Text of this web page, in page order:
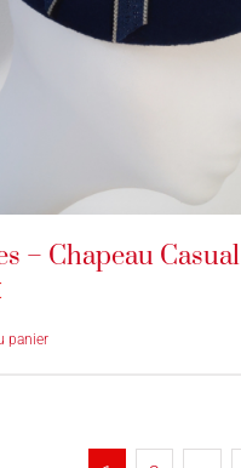
– Chapeau Casual
panier